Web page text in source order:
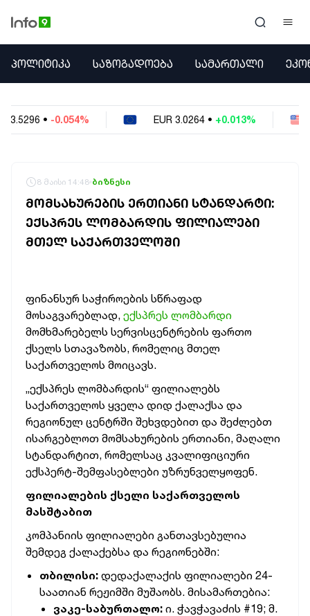
ᲞᲝᲚᲘᲢᲘᲙᲐ
ᲔᲙᲝᲜᲝᲛᲘᲙᲐ
ᲣᲪᲮᲝᲔᲗᲘ
ᲐᲛᲘᲜᲓᲘ
ᲡᲐᲛᲮᲔᲓᲠᲝ
ᲠᲔᲒᲘᲝᲜᲘ
ᲞᲐᲠᲚᲐᲛᲔᲜᲢᲘ
ᲞᲝᲚᲘᲢᲘᲙᲐ ᲡᲐᲖᲝᲒᲐᲓᲝᲔᲑᲐ ᲡᲐᲛᲐᲠᲗᲐᲚᲘ
EUR 3.0264 +0.013% USD 2.6223 -
8 მაისი 14:48 ბიზნესი
ᲛᲝᲛᲡᲐᲮᲣᲠᲔᲑᲘᲡ ᲔᲠᲗᲘᲐᲜᲘ ᲡᲢᲐᲜᲓᲐᲠᲢᲘ:
ᲔᲥᲡᲞᲠᲔᲡ ᲚᲝᲛᲑᲐᲠᲓᲘᲡ ᲤᲘᲚᲘᲐᲚᲔᲑᲘ
ᲛᲗᲔᲚ ᲡᲐᲥᲐᲠᲗᲕᲔᲚᲝᲨᲘ
ფინანსურ საჭიროების სწრაფად
მოსაგვარებლად, ექსპრეს ლომბარდი
მომხმარებელს სერვისცენტრების ფართო
ქსელს სთავაზობს, რომელიც მთელ
საქართველოს მოიცავს.
„ექსპრეს ლომბარდის“ ფილიალებს
საქართველოს ყველა დიდ ქალაქსა და
რეგიონულ ცენტრში შეხვდებით და შეძლებთ
ისარგებლოთ მომსახურების ერთიანი, მაღალი
სტანდარტით, რომელსაც კვალიფიციური
ექსპერტ-შემფასებლები უზრუნველყოფენ.
ფილიალების ქსელი საქართველოს
მასშტაბით
კომპანიის ფილიალები განთავსებულია
შემდეგ ქალაქებსა და რეგიონებში:
თბილისი: დედაქალაქის ფილიალები 24-
საათიან რეჟიმში მუშაობს. მისამართებია:
ვაკე-საბურთალო: ი. ჭავჭავაძის #19; მ.